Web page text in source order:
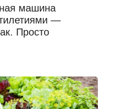
машина
—
Просто